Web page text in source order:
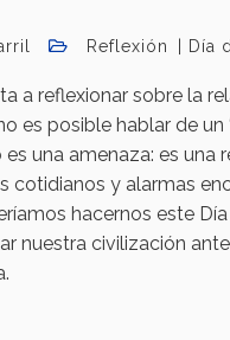
Reflexión Día
a reflexionar sobre la
es posible hablar de
una amenaza: es una
cotidianos y alarmas
hacernos este
nuestra civilización